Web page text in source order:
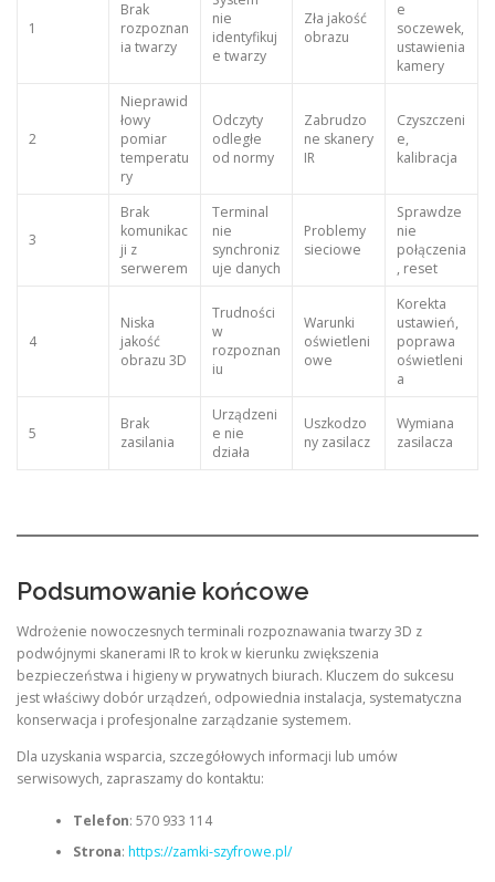
1
Brak
rozpoznan
ia twarzy
nie
identyfikuj
e twarzy
Zła jakość
obrazu
e
soczewek,
ustawienia
kamery
2
Nieprawid
łowy
pomiar
temperatu
ry
Odczyty
odległe
od normy
Zabrudzo
ne skanery
IR
Czyszczeni
e,
kalibracja
3
Brak
komunikac
ji z
serwerem
Terminal
nie
synchroniz
uje danych
Problemy
sieciowe
Sprawdze
nie
połączenia
, reset
4
Niska
jakość
obrazu 3D
Trudności
w
rozpoznan
iu
Warunki
oświetleni
owe
Korekta
ustawień,
poprawa
oświetleni
a
5
Brak
zasilania
Urządzeni
e nie
działa
Uszkodzo
ny zasilacz
Wymiana
zasilacza
Podsumowanie końcowe
Wdrożenie nowoczesnych terminali rozpoznawania twarzy 3D z
podwójnymi skanerami IR to krok w kierunku zwiększenia
bezpieczeństwa i higieny w prywatnych biurach. Kluczem do sukcesu
jest właściwy dobór urządzeń, odpowiednia instalacja, systematyczna
konserwacja i profesjonalne zarządzanie systemem.
Dla uzyskania wsparcia, szczegółowych informacji lub umów
serwisowych, zapraszamy do kontaktu:
Telefon: 570 933 114
Strona: https://zamki-szyfrowe.pl/